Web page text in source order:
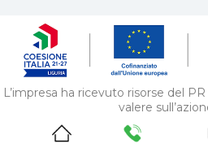
L’impresa ha ricevuto risorse del
valere
Bando supporto allo sviluppo di
MPMI – pos.